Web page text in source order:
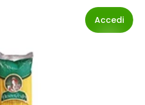
Accedi